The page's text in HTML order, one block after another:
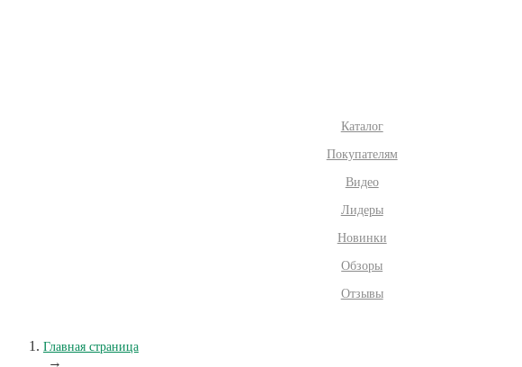
Каталог
Покупателям
Видео
Лидеры
Новинки
Обзоры
Отзывы
Главная страница
→